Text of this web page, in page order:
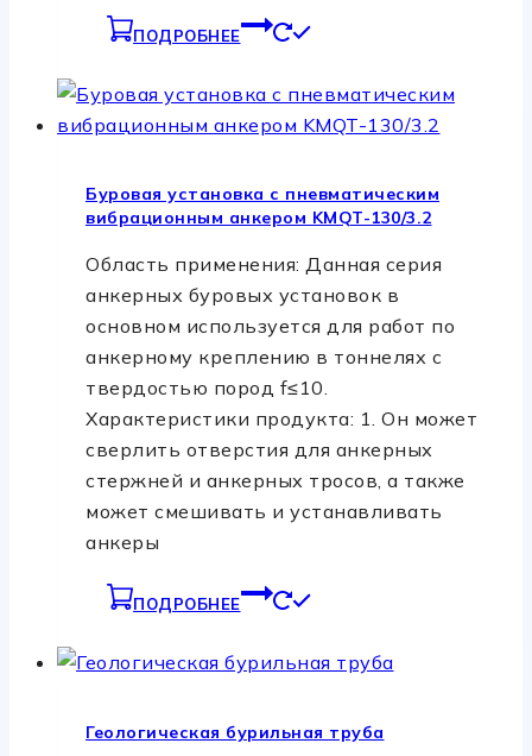
ПОДРОБНЕЕ
Буровая установка с пневматическим
вибрационным анкером KMQT-130/3.2
Область применения: Данная серия
анкерных буровых установок в
основном используется для работ по
анкерному креплению в тоннелях с
твердостью пород f≤10.
Характеристики продукта: 1. Он может
сверлить отверстия для анкерных
стержней и анкерных тросов, а также
может смешивать и устанавливать
анкеры
ПОДРОБНЕЕ
Геологическая бурильная труба